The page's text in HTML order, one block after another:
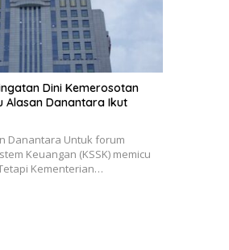
Dini Kemerosotan
Alasan Danantara Ikut
Danantara Untuk forum
Keuangan (KSSK) memicu
Kementerian…